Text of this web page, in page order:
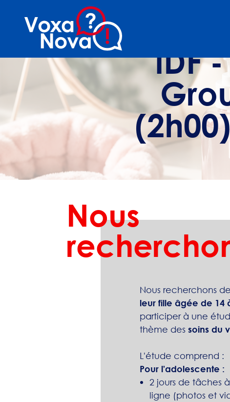
IDF
Nous
Nous recherchons
leur fille âgée de 14
participer à une
thème des soins du
L'étude comprend :
Pour l'adolescente :
2 jours de tâches
ligne (photos et